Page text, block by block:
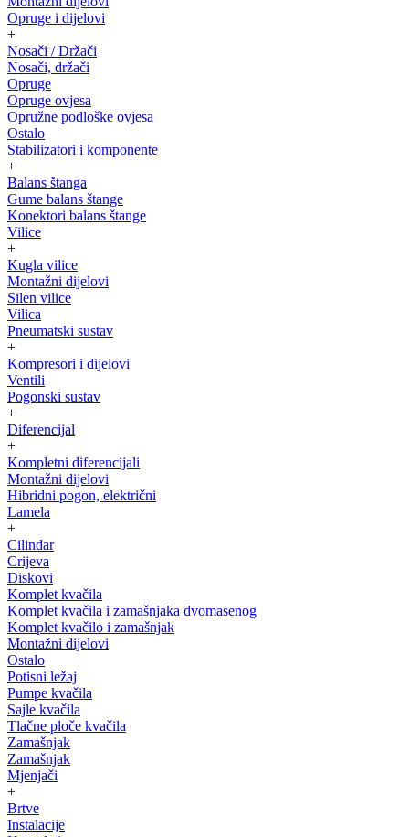
Opruge i dijelovi
+
Nosači / Držači
Nosači, držači
Opruge
Opruge ovjesa
Opružne podloške ovjesa
Ostalo
Stabilizatori i komponente
+
Balans štanga
Gume balans štange
Konektori balans štange
Vilice
+
Kugla vilice
Montažni dijelovi
Silen vilice
Vilica
Pneumatski sustav
+
Kompresori i dijelovi
Ventili
Pogonski sustav
+
Diferencijal
+
Kompletni diferencijali
Montažni dijelovi
Hibridni pogon, električni
Lamela
+
Cilindar
Crijeva
Diskovi
Komplet kvačila
Komplet kvačila i zamašnjaka dvomasenog
Komplet kvačilo i zamašnjak
Montažni dijelovi
Ostalo
Potisni ležaj
Pumpe kvačila
Sajle kvačila
Tlačne ploče kvačila
Zamašnjak
Zamašnjak
Mjenjači
+
Brtve
Instalacije